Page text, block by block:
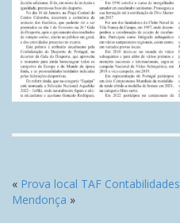
« Prova local TAF Contabilidades
Mendonça »